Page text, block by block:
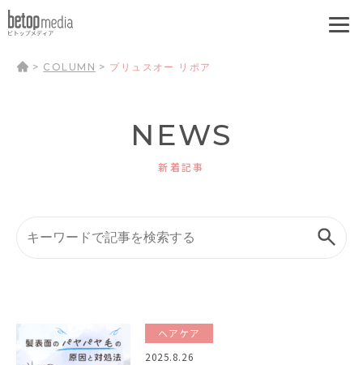
> COLUMN > プリュスオー リポア
NEWS
新着記事
ヘアケア
2025.8.26